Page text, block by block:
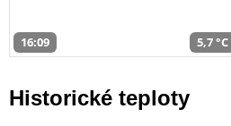
16:09 5,7 °C
Historické teploty